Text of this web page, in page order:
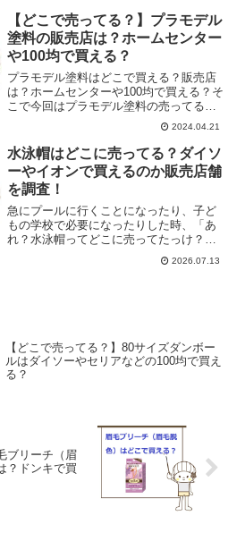
【どこで売ってる？】プラモデル
塗料の販売店は？ホームセンター
や100均で買える？
プラモデル塗料はどこで買える？販売店
は？ホームセンターや100均で買える？そ
こで今回はプラモデル塗料の売ってる場
2024.04.21
水泳帽はどこに売ってる？ダイソ
ーやイオンで買えるのか販売店舗
を調査！
急にプールに行くことになったり、子ど
もの学校で必要になったりした時、「あ
れ？水泳帽ってどこに売ってたっけ？」
って、私だけじゃなく、きっと多くの人
が経験する「あるある」だと思うんで
2026.07.13
【どこで売ってる？】80サイズダンボー
ルはダイソーやセリアなどの100均で買え
る？
ブリーチ（眉
？ドンキで買